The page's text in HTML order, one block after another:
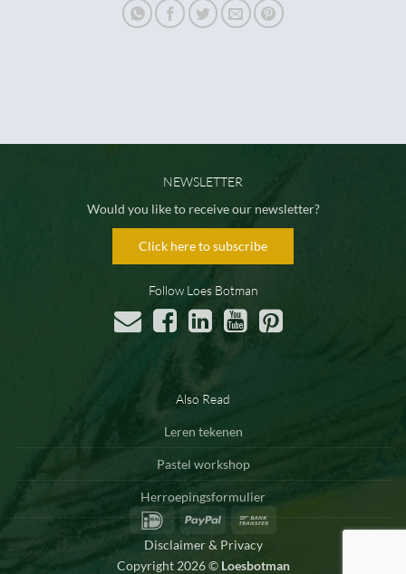
NEWSLETTER
Would you like to receive our newsletter?
Click here to subscribe
Follow Loes Botman
Also Read
Leren tekenen
Pastel workshop
Herroepingsformulier
IDeal
PayPal
Disclaimer & Privacy
Copyright 2026 © Loesbotman